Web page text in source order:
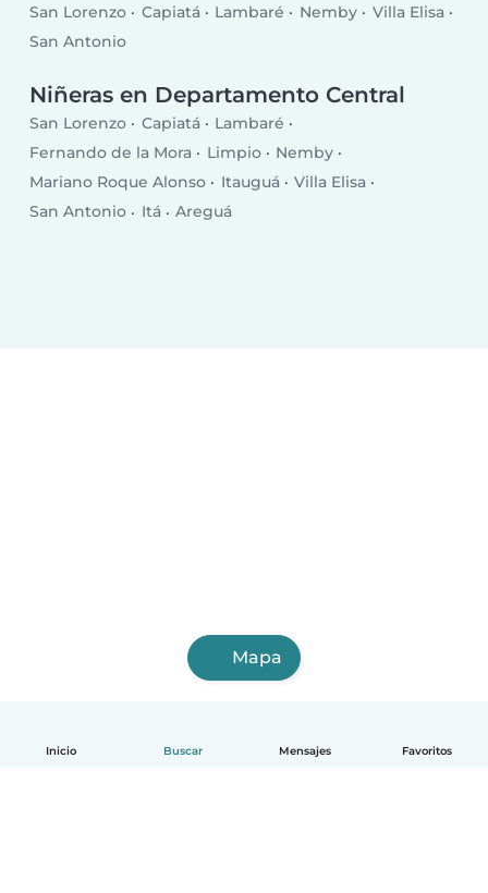
Inicio Buscar Mensajes Favoritos
San Lorenzo Capiatá Lambaré Nemby
Villa Elisa
San Antonio
Niñeras en Departamento Central
San Lorenzo Capiatá
Lambaré
Fernando de la Mora
Limpio
Nemby
Mariano Roque Alonso
Itauguá
Villa Elisa
San Antonio
Itá Areguá
Mapa